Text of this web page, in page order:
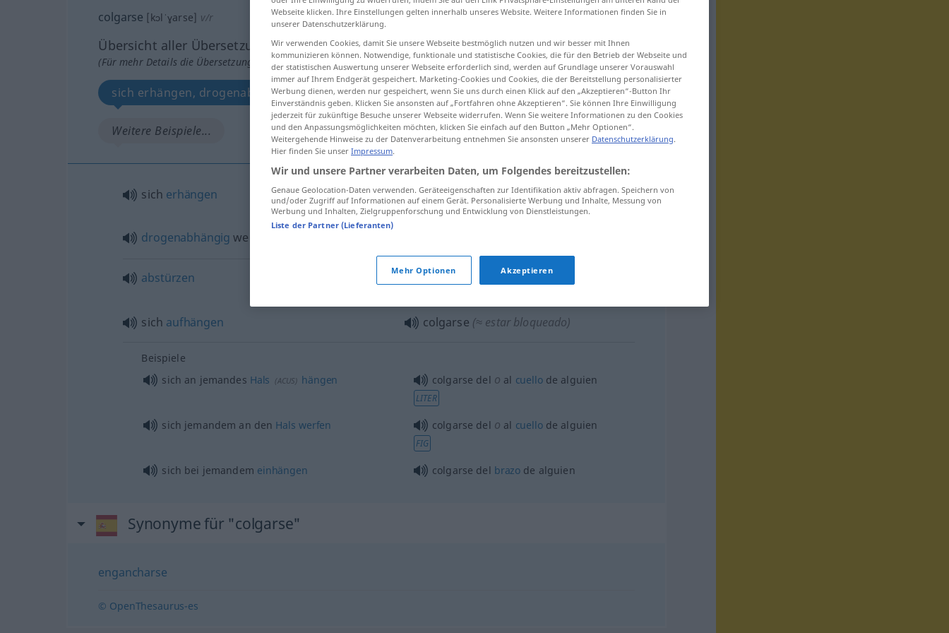
colgarse [kɔlˈɣarse] v/r
Übersicht aller Übersetzungen
(Für mehr Details die Übersetzung anklicken/antippen)
sich erhängen, drogenabhängig werden abstürzen, sich aufhängen
Weitere Beispiele...
sich erhängen colgarsepersona
drogenabhängig werden
abstürzen colgarse apagándose
sich aufhängen colgarse (≈ estar bloqueado)
Beispiele
sich an jemandes Hals (ACUS) hängen colgarse del o al cuellode alguien
LITER
sich jemandem an den Hals werfen colgarse del o al cuellode alguien
FIG
sich bei jemandem einhängen colgarse del brazo de alguien
Synonyme für "colgarse"
engancharse
© OpenThesaurus-es
Webseite klicken. Ihre Einstellungen gelten innerhalb unseres Website. Weitere Informationen finden Sie in
unserer Datenschutzerklärung.
Wir verwenden Cookies, damit Sie unsere Webseite bestmöglich nutzen und wir besser mit Ihnen
kommunizieren können. Notwendige, funktionale und statistische Cookies, die für den Betrieb der Webseite und
der statistischen Auswertung unserer Webseite erforderlich sind, werden auf Grundlage unserer Vorauswahl
immer auf Ihrem Endgerät gespeichert. Marketing-Cookies und Cookies, die der Bereitstellung personalisierter
Werbung dienen, werden nur gespeichert, wenn Sie uns durch einen Klick auf den „Akzeptieren“-Button Ihr
Einverständnis geben. Klicken Sie ansonsten auf „Fortfahren ohne Akzeptieren“. Sie können Ihre Einwilligung
jederzeit für zukünftige Besuche unserer Webseite widerrufen. Wenn Sie weitere Informationen zu den Cookies
und den Anpassungsmöglichkeiten möchten, klicken Sie einfach auf den Button „Mehr Optionen“.
Weitergehende Hinweise zu der Datenverarbeitung entnehmen Sie ansonsten unserer Datenschutzerklärung.
Hier finden Sie unser Impressum.
Wir und unsere Partner verarbeiten Daten, um Folgendes bereitzustellen:
Genaue Geolocation-Daten verwenden. Geräteeigenschaften zur Identifikation aktiv abfragen. Speichern von
und/oder Zugriff auf Informationen auf einem Gerät. Personalisierte Werbung und Inhalte, Messung von
Werbung und Inhalten, Zielgruppenforschung und Entwicklung von Dienstleistungen.
Liste der Partner (Lieferanten)
Mehr Optionen Akzeptieren